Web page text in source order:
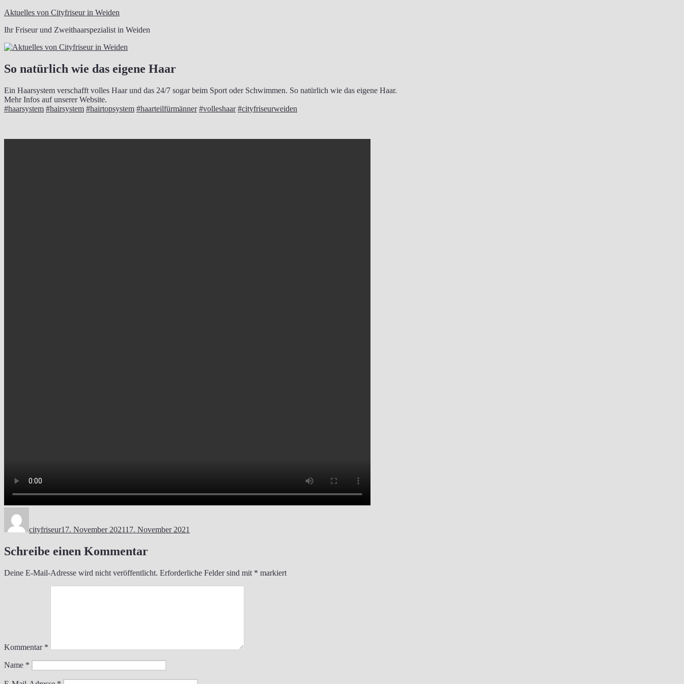
Zum
springen
Aktuelles von Cityfriseur in Weiden
Ihr Friseur und Zweithaarspezialist in Weiden
So natürlich wie das eigene Haar
Ein Haarsystem verschafft volles Haar und das 24/7 sogar beim Sport oder Schwimmen. So natürlich wie das eigene Haar.
Mehr Infos auf unserer Website.
#haarsystem #hairsystem #hairtopsystem #haarteilfürmänner #volleshaar #cityfriseurweiden
cityfriseur17. November 202117. November 2021
Schreibe einen Kommentar
Deine E-Mail-Adresse wird nicht veröffentlicht. Erforderliche Felder sind mit * markiert
Kommentar *
Name *